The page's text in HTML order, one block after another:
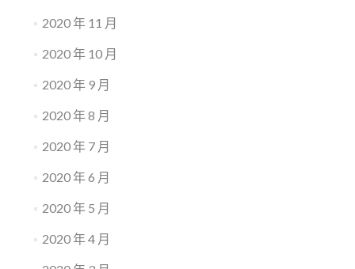
2020 年 11 月
2020 年 10 月
2020 年 9 月
2020 年 8 月
2020 年 7 月
2020 年 6 月
2020 年 5 月
2020 年 4 月